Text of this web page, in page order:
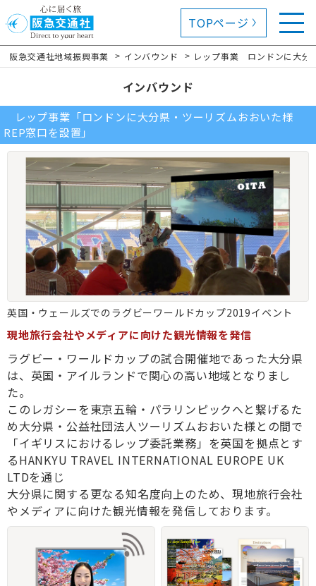
TOPページ
阪急交通社地域振興事業 > インバウンド > レップ事業 ロンドンに大分
インバウンド
レップ事業「ロンドンに大分県・ツーリズムおおいた様
REP窓口を設置」
英国・ウェールズでのラグビーワールドカップ2019イベント
現地旅行会社やメディアに向けた観光情報を発信
ラグビー・ワールドカップの試合開催地であった大分県
は、英国・アイルランドで関心の高い地域となりまし
た。
このレガシーを東京五輪・パラリンピックへと繋げるた
め大分県・公益社団法人ツーリズムおおいた様との間で
「イギリスにおけるレップ委託業務」を英国を拠点とす
るHANKYU TRAVEL INTERNATIONAL EUROPE UK
LTDを通じ
大分県に関する更なる知名度向上のため、現地旅行会社
やメディアに向けた観光情報を発信しております。